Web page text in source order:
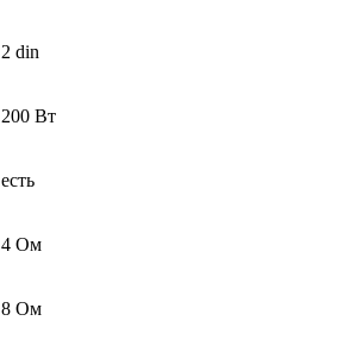
2 din
200 Вт
есть
4 Ом
8 Ом